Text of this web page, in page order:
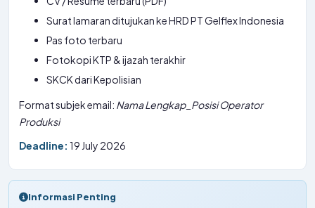
Surat lamaran ditujukan ke HRD PT Gelflex Indonesia
Pas foto terbaru
Fotokopi KTP & ijazah terakhir
SKCK dari Kepolisian
Format subjek email: Nama Lengkap_Posisi Operator
Produksi
Deadline: 19 July 2026
Informasi Penting